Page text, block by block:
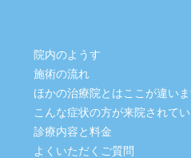
院内のようす
施術の流れ
ほかの治療院とはここが違い
こんな症状の方が来院されて
診療内容と料金
よくいただくご質問